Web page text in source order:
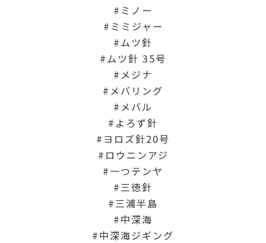
ミノー
ミミジャー
ムツ針
ムツ針 35号
メジナ
メバリング
メバル
よろず針
ヨロズ針20号
ロウニンアジ
一つテンヤ
三徳針
三浦半島
中深海
中深海ジギング